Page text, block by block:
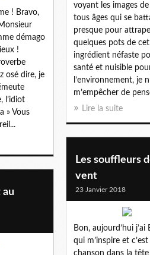
! Bravo,
démago
!
osé dire, je
l’idiot
» Vous
voyant les images
tous âges qui se
presque pour
quelques pots de cet
ingrédient néfaste
santé et nuisible
l’environnement, je
m’empêcher de
Lire la suite
Les souffleurs
vent
23 Janvier 2018
Bon, aujourd’hui j’ai
qui m’inspire et c’est
chanson dans la tête